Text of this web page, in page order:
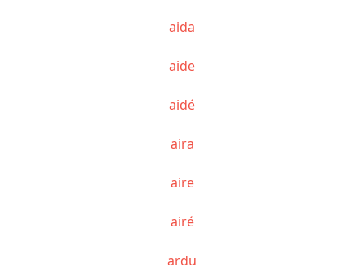
aida
aide
aidé
aira
aire
airé
ardu